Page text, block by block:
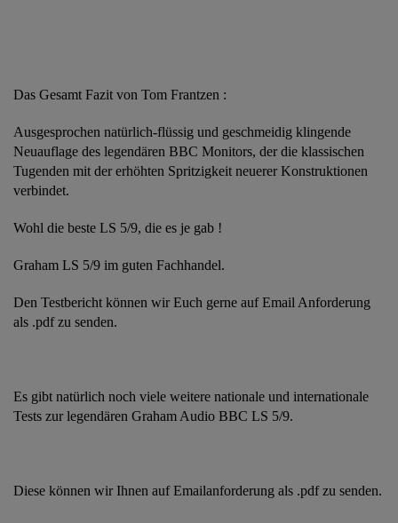
Das Gesamt Fazit von Tom Frantzen :
Ausgesprochen natürlich-flüssig und geschmeidig klingende
Neuauflage des legendären BBC Monitors, der die klassischen
Tugenden mit der erhöhten Spritzigkeit neuerer Konstruktionen
verbindet.
Wohl die beste LS 5/9, die es je gab !
Graham LS 5/9 im guten Fachhandel.
Den Testbericht können wir Euch gerne auf Email Anforderung
als .pdf zu senden.
Es gibt natürlich noch viele weitere nationale und internationale
Tests zur legendären Graham Audio BBC LS 5/9.
Diese können wir Ihnen auf Emailanforderung als .pdf zu senden.